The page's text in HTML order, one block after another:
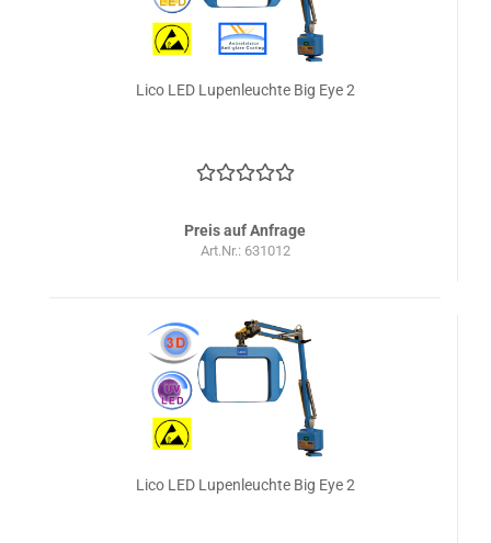
Lico LED Lupenleuchte Big Eye 2
Preis auf Anfrage
Art.Nr.: 631012
Lico LED Lupenleuchte Big Eye 2